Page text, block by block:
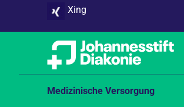
Xing
Medizinische Versorgung